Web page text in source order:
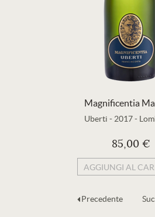
Magnificentia
Uberti - 2017-
85,00 €
AGGIUNGI AL
Precedente